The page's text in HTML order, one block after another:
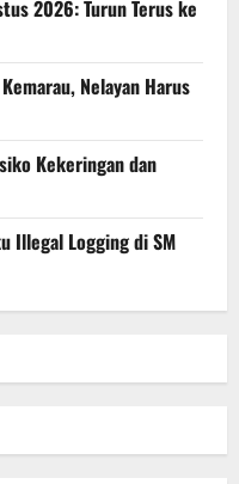
2026: Turun Terus ke
Nelayan Harus
Kekeringan dan
Illegal Logging di SM